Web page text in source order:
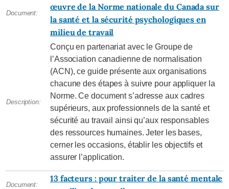
Document:
œuvre de la Norme nationale du Canada sur
la santé et la sécurité psychologiques en
milieu de travail
Description:
Conçu en partenariat avec le Groupe de
l’Association canadienne de normalisation
(ACN), ce guide présente aux organisations
chacune des étapes à suivre pour appliquer la
Norme. Ce document s’adresse aux cadres
supérieurs, aux professionnels de la santé et
sécurité au travail ainsi qu’aux responsables
des ressources humaines. Jeter les bases,
cerner les occasions, établir les objectifs et
assurer l’application.
Document:
13 facteurs : pour traiter de la santé mentale